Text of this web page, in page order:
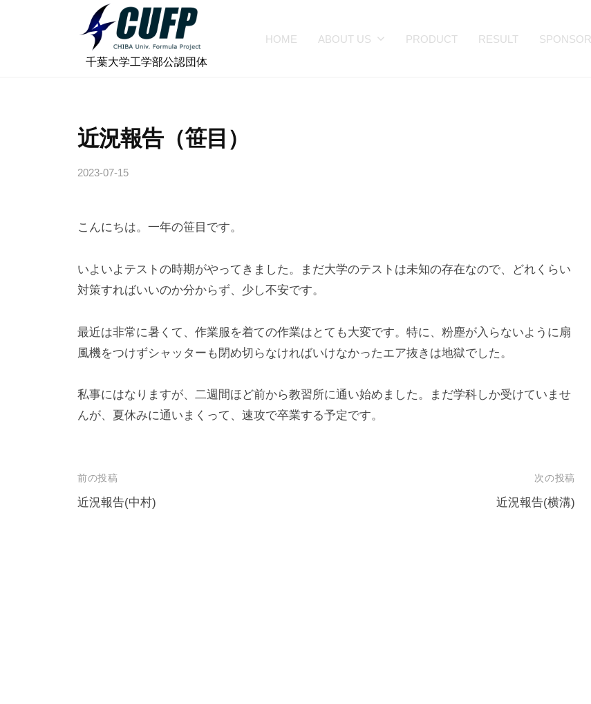
千
学
フ
ォ
ミ
ラ
プ
ジ
ェ
ト
⠀千葉大学工学部公認団体
HOME ABOUT US PRODUCT RESULT SPONSOR
近況報告（笹目）
2023-07-15
h
b
a
o
r
u
l
こんにちは。一年の笹目です。
いよいよテストの時期がやってきました。まだ大学のテストは未知の存在なので、どれくらい
対策すればいいのか分からず、少し不安です。
最近は非常に暑くて、作業服を着ての作業はとても大変です。特に、粉塵が入らないように扇
風機をつけずシャッターも閉め切らなければいけなかったエア抜きは地獄でした。
私事にはなりますが、二週間ほど前から教習所に通い始めました。まだ学科しか受けていませ
んが、夏休みに通いまくって、速攻で卒業する予定です。
投
稿
前の投稿
近況報告(中村)
次の投稿
近況報告(横溝)
ー
ュ
ジ
ク